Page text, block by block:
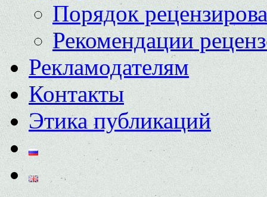
Порядок
Рекомендации
Рекламодателям
Контакты
Этика публикаций